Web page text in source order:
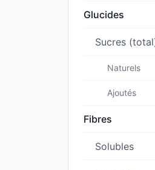
Glucides
Sucres
Naturels
Ajoutés
Fibres
Solubles